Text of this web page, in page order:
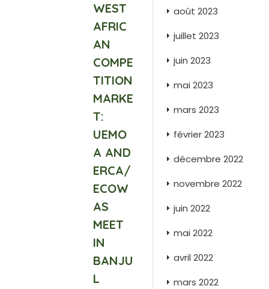
WEST
AFRIC
AN
COMPE
TITION
MARKE
T:
UEMO
A AND
ERCA/
ECOW
AS
MEET
IN
BANJU
L
août 2023
juillet 2023
juin 2023
mai 2023
mars 2023
février 2023
décembre 2022
novembre 2022
juin 2022
mai 2022
avril 2022
mars 2022